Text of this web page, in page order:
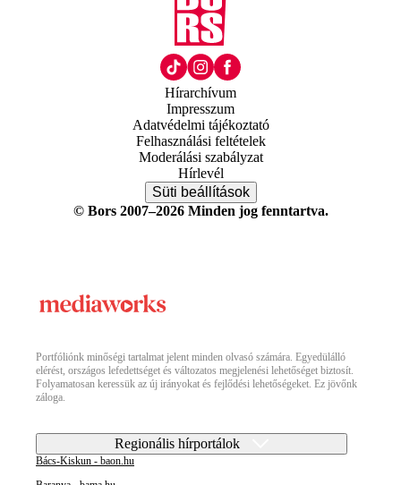
Hírarchívum
Impresszum
Adatvédelmi tájékoztató
Felhasználási feltételek
Moderálási szabályzat
Hírlevél
Süti beállítások
© Bors 2007–2026 Minden jog fenntartva.
Portfóliónk minőségi tartalmat jelent minden olvasó számára. Egyedülálló
elérést, országos lefedettséget és változatos megjelenési lehetőséget biztosít.
Folyamatosan keressük az új irányokat és fejlődési lehetőségeket. Ez jövőnk
záloga.
Regionális hírportálok
Bács-Kiskun - baon.hu